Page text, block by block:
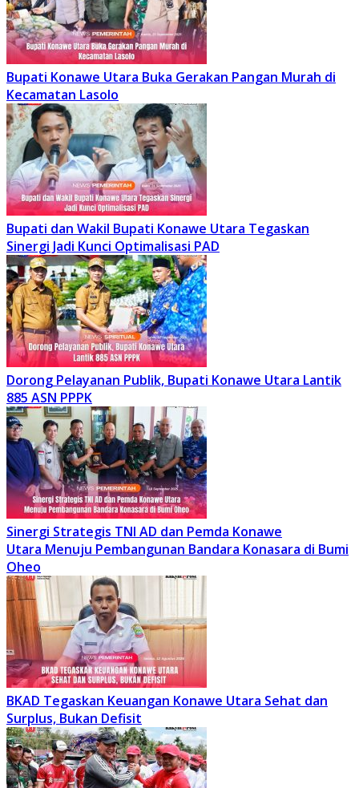
Bupati Konawe Utara Buka Gerakan Pangan Murah di
Kecamatan Lasolo
Bupati dan Wakil Bupati Konawe Utara Tegaskan
Sinergi Jadi Kunci Optimalisasi PAD
Dorong Pelayanan Publik, Bupati Konawe Utara Lantik
885 ASN PPPK
Sinergi Strategis TNI AD dan Pemda Konawe
Utara Menuju Pembangunan Bandara Konasara di Bumi
Oheo
BKAD Tegaskan Keuangan Konawe Utara Sehat dan
Surplus, Bukan Defisit